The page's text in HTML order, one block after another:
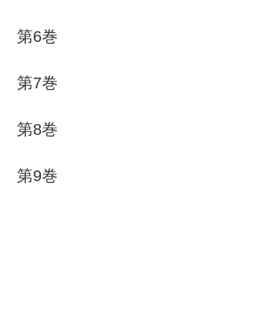
第6巻
第7巻
第8巻
第9巻